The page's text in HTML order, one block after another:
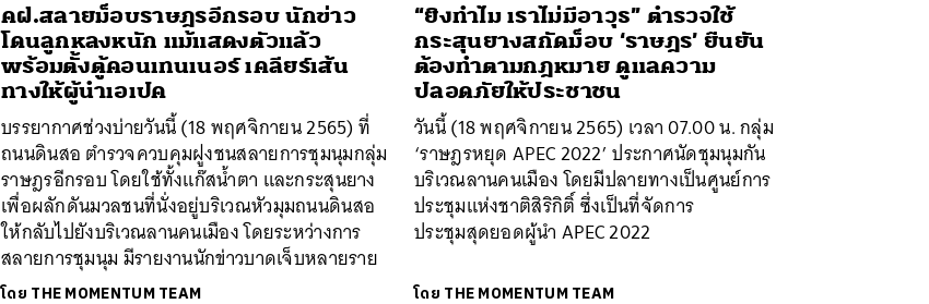
คฝ.สลายม็อบราษฎรอีกรอบ นักข่าว
โดนลูกหลงหนัก แม้แสดงตัวแล้ว
พร้อมตั้งตู้คอนเทนเนอร์ เคลียร์เส้น
ทางให้ผู้นำเอเปค
บรรยากาศช่วงบ่ายวันนี้ (18 พฤศจิกายน 2565) ที่
ถนนดินสอ ตำรวจควบคุมฝูงชนสลายการชุมนุมกลุ่ม
ราษฎรอีกรอบ โดยใช้ทั้งแก๊สน้ำตา และกระสุนยาง
เพื่อผลักดันมวลชนที่นั่งอยู่บริเวณหัวมุมถนนดินสอ
ให้กลับไปยังบริเวณลานคนเมือง โดยระหว่างการ
สลายการชุมนุม มีรายงานนักข่าวบาดเจ็บหลายราย
โดย THE MOMENTUM TEAM
“ยิงทำไม เราไม่มีอาวุธ” ตำรวจใช้
กระสุนยางสกัดม็อบ ‘ราษฎร’ ยืนยัน
ต้องทำตามกฎหมาย ดูแลความ
ปลอดภัยให้ประชาชน
วันนี้ (18 พฤศจิกายน 2565) เวลา 07.00 น. กลุ่ม
‘ราษฎรหยุด APEC 2022’ ประกาศนัดชุมนุมกัน
บริเวณลานคนเมือง โดยมีปลายทางเป็นศูนย์การ
ประชุมแห่งชาติสิริกิติ์ ซึ่งเป็นที่จัดการ
ประชุมสุดยอดผู้นำ APEC 2022
โดย THE MOMENTUM TEAM